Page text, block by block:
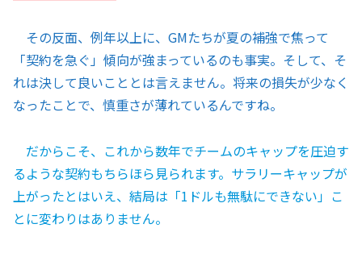
その反面、例年以上に、GMたちが夏の補強で焦って
「契約を急ぐ」傾向が強まっているのも事実。そして、そ
れは決して良いこととは言えません。将来の損失が少なく
なったことで、慎重さが薄れているんですね。
だからこそ、これから数年でチームのキャップを圧迫す
るような契約もちらほら見られます。サラリーキャップが
上がったとはいえ、結局は「1ドルも無駄にできない」こ
とに変わりはありません。